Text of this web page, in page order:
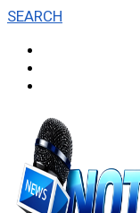
SEARCH